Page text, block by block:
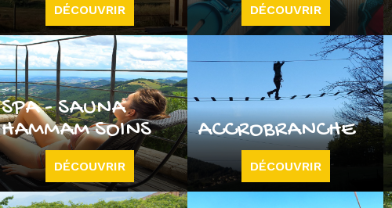
DÉCOUVRIR DÉCOUVRIR
SPA - SAUNA
HAMMAM SOINS
DÉCOUVRIR
ACCROBRANCHE
DÉCOUVRIR